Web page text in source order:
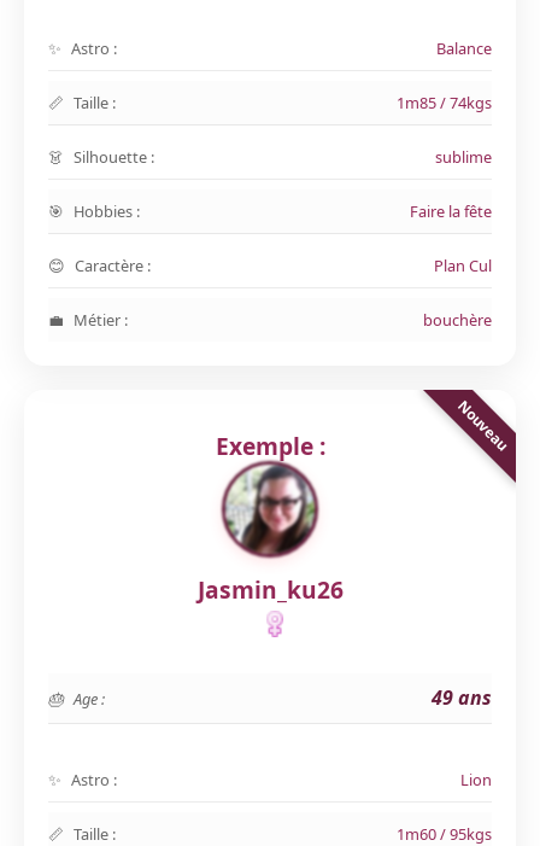
Astro : Balance
Taille : 1m85 / 74kgs
Silhouette : sublime
Hobbies : Faire la fête
Caractère : Plan Cul
Métier : bouchère
Exemple :
Jasmin_ku26
Age : 49 ans
Astro : Lion
Taille : 1m60 / 95kgs